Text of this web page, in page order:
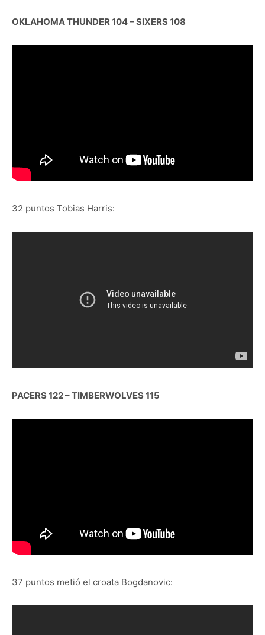
OKLAHOMA THUNDER 104 – SIXERS 108
32 puntos Tobias Harris:
PACERS 122 – TIMBERWOLVES 115
37 puntos metió el croata Bogdanovic: